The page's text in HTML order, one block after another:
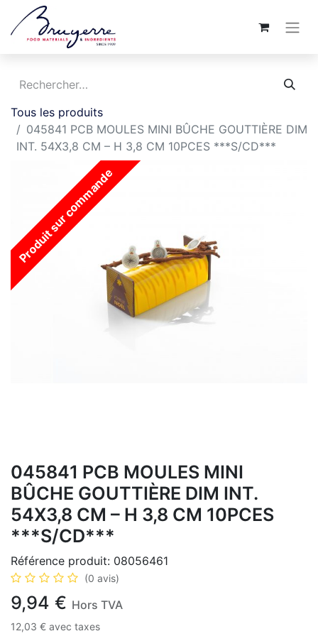
Tous les produits
045841 PCB MOULES MINI BÛCHE GOUTTIÈRE DIM
INT. 54X3,8 CM – H 3,8 CM 10PCES ***S/CD***
Produit sur commande
045841 PCB MOULES MINI
BÛCHE GOUTTIÈRE DIM INT.
54X3,8 CM – H 3,8 CM 10PCES
***S/CD***
Référence produit: 08056461
(0 avis)
9,94 € Hors TVA
12,03 € avec taxes